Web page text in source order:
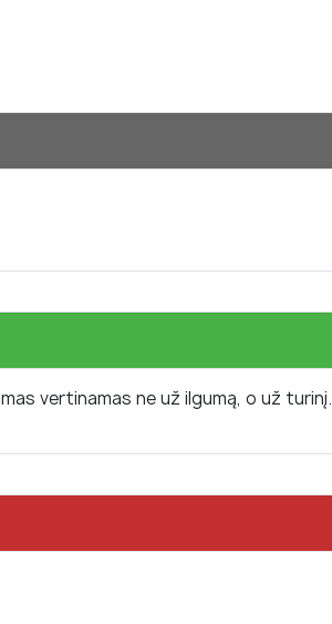
vertinamas ne už ilgumą, o už turinį.